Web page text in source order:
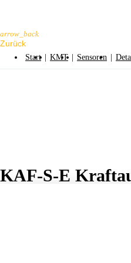
arrow_back
Start | KMT | Sensoren |
KAF-S-E